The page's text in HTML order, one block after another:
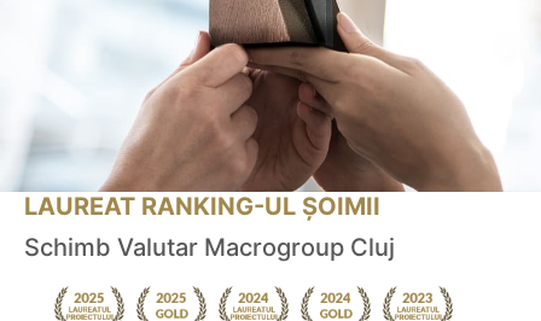
LAUREAT RANKING-UL ȘOIMII
Schimb Valutar Macrogroup Cluj